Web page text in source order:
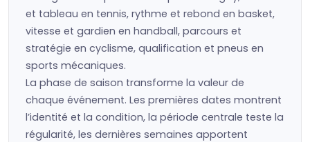
et tableau en tennis, rythme et rebond en basket,
vitesse et gardien en handball, parcours et
stratégie en cyclisme, qualification et pneus en
sports mécaniques.
La phase de saison transforme la valeur de
chaque événement. Les premières dates montrent
l’identité et la condition, la période centrale teste la
régularité, les dernières semaines apportent